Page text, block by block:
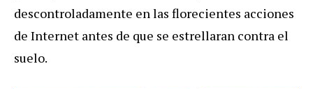
descontroladamente en las florecientes acciones
de Internet antes de que se estrellaran contra el
suelo.